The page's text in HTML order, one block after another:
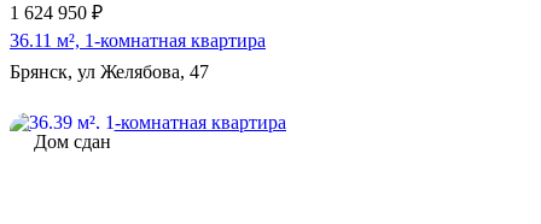
1 624 950 ₽
36.11 м², 1-комнатная квартира
Брянск, ул Желябова, 47
Дом сдан